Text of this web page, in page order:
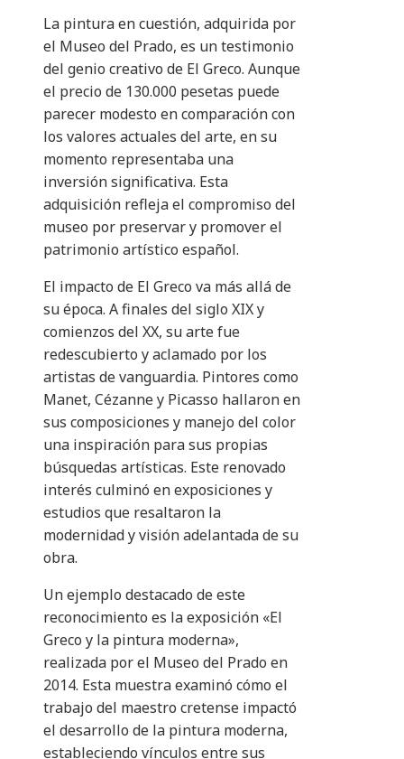
La pintura en cuestión, adquirida por
el Museo del Prado, es un testimonio
del genio creativo de El Greco. Aunque
el precio de 130.000 pesetas puede
parecer modesto en comparación con
los valores actuales del arte, en su
momento representaba una
inversión significativa. Esta
adquisición refleja el compromiso del
museo por preservar y promover el
patrimonio artístico español.
El impacto de El Greco va más allá de
su época. A finales del siglo XIX y
comienzos del XX, su arte fue
redescubierto y aclamado por los
artistas de vanguardia. Pintores como
Manet, Cézanne y Picasso hallaron en
sus composiciones y manejo del color
una inspiración para sus propias
búsquedas artísticas. Este renovado
interés culminó en exposiciones y
estudios que resaltaron la
modernidad y visión adelantada de su
obra.
Un ejemplo destacado de este
reconocimiento es la exposición «El
Greco y la pintura moderna»,
realizada por el Museo del Prado en
2014. Esta muestra examinó cómo el
trabajo del maestro cretense impactó
el desarrollo de la pintura moderna,
estableciendo vínculos entre sus